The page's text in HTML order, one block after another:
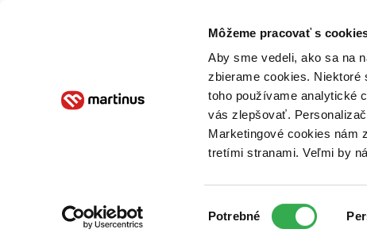
Môžeme pracovať s
Aby sme vedeli, ako sa na
zbierame cookies. Niektoré
toho používame analytické
vás zlepšovať.
Marketingové cookies nám
tretími stranami. Veľmi by
súhlasu
Potrebné
Poukážky Kontakt